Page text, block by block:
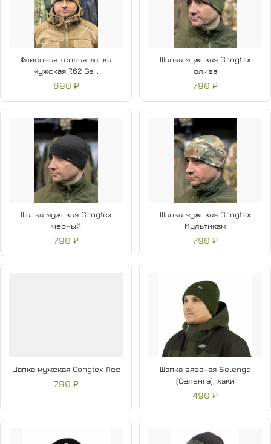
Флисовая теплая шапка
мужская 7.62 Ge...
690 ₽
Шапка мужская Gongtex
олива
790 ₽
Шапка мужская Gongtex
черный
790 ₽
Шапка мужская Gongtex
Мультикам
790 ₽
Шапка мужская Gongtex Лес
790 ₽
Шапка вязаная Selenga
(Селенга), хаки
490 ₽